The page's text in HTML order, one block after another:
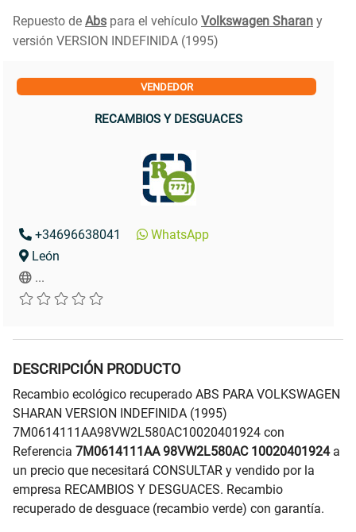
Repuesto de Abs para el vehículo Volkswagen Sharan y
versión VERSION INDEFINIDA (1995)
VENDEDOR
RECAMBIOS Y DESGUACES
+34696638041
WhatsApp
León
...
DESCRIPCIÓN PRODUCTO
Recambio ecológico recuperado ABS PARA VOLKSWAGEN
SHARAN VERSION INDEFINIDA (1995)
7M0614111AA98VW2L580AC10020401924 con
Referencia 7M0614111AA 98VW2L580AC 10020401924a
un precio que necesitará CONSULTAR y vendido por la
empresa RECAMBIOS Y DESGUACES. Recambio
recuperado de desguace (recambio verde) con garantía.